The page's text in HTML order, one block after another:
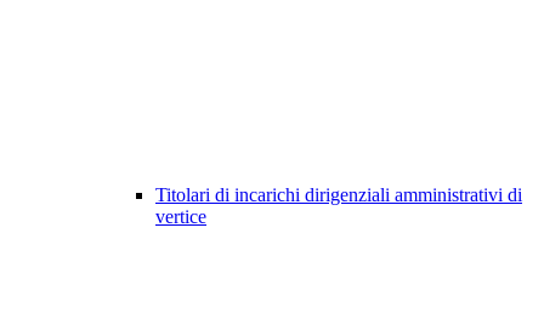
Titolari di incarichi dirigenziali amministrativi di
vertice